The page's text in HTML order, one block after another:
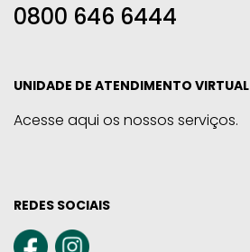
0800 646 6444
UNIDADE DE ATENDIMENTO VIRTUAL
Acesse aqui os nossos serviços.
REDES SOCIAIS